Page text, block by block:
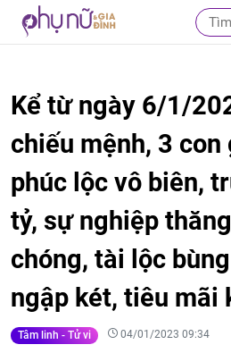
Kể từ ngày 6/1/
chiếu mệnh, 3
phúc lộc vô biên,
tỷ, sự nghiệp
chóng, tài lộc
ngập két, tiêu mãi
Tâm linh - Tử vi 04/01/2023 09:34